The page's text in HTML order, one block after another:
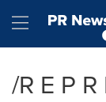
/R E P